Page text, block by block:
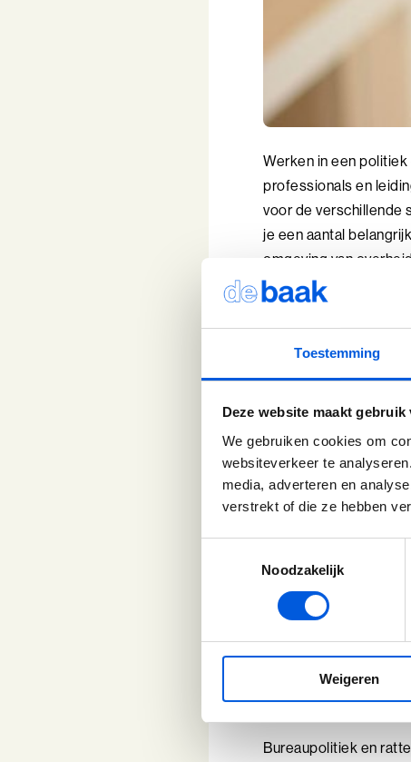
Toestemming
Deze website maakt gebruik
We gebruiken cookies om
websiteverkeer te
media, adverteren en
verstrekt of die ze hebben
Noodzakelijk
Weigeren
Werken in een
professionals en
voor de verschillende
je een aantal
omgeving van
Inzicht
route
een oplossing om tot
echter een
de bocht af te
aanzienlijk kleiner
Inzicht
Bureaupolitiek en